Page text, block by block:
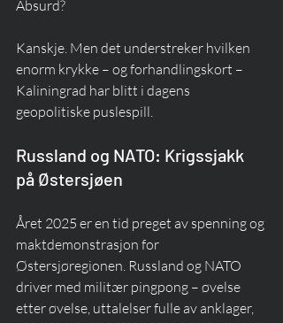
Absurd?
Kanskje. Men det understreker hvilken
enorm krykke – og forhandlingskort –
Kaliningrad har blitt i dagens
geopolitiske puslespill.
Russland og NATO: Krigssjakk
på Østersjøen
Året 2025 er en tid preget av spenning og
maktdemonstrasjon for
Østersjøregionen. Russland og NATO
driver med militær pingpong – øvelse
etter øvelse, uttalelser fulle av anklager,